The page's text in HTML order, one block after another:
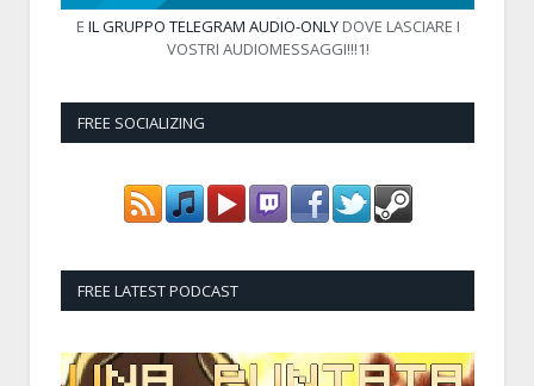
E IL GRUPPO TELEGRAM AUDIO-ONLYDOVE LASCIARE I
VOSTRI AUDIOMESSAGGI!!!1!
FREE SOCIALIZING
FREE LATEST PODCAST
Audio